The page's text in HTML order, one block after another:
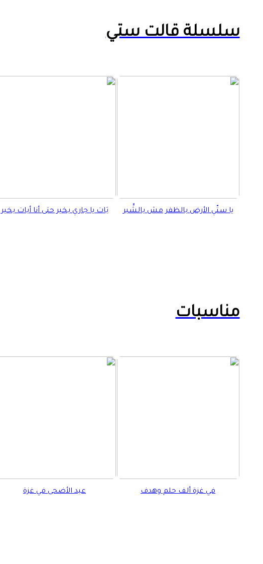
سلسلة قالت ستي
يا ستّي الأرض بالظفر مش بالشِّبر بَات يا جاري بخير حتى أنا أبات بخير
مناسبات
في غزة ألف حلم وهدف عيد الأضحى في غزة